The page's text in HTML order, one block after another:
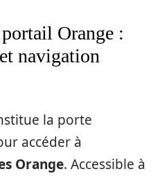
Orange :
navigation
la porte
accéder à
Orange. Accessible à